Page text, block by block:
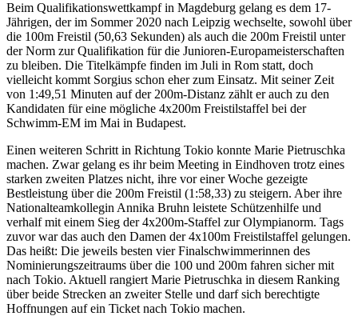
Beim Qualifikationswettkampf in Magdeburg gelang es dem 17-
Jährigen, der im Sommer 2020 nach Leipzig wechselte, sowohl über
die 100m Freistil (50,63 Sekunden) als auch die 200m Freistil unter
der Norm zur Qualifikation für die Junioren-Europameisterschaften
zu bleiben. Die Titelkämpfe finden im Juli in Rom statt, doch
vielleicht kommt Sorgius schon eher zum Einsatz. Mit seiner Zeit
von 1:49,51 Minuten auf der 200m-Distanz zählt er auch zu den
Kandidaten für eine mögliche 4x200m Freistilstaffel bei der
Schwimm-EM im Mai in Budapest.
Einen weiteren Schritt in Richtung Tokio konnte Marie Pietruschka
machen. Zwar gelang es ihr beim Meeting in Eindhoven trotz eines
starken zweiten Platzes nicht, ihre vor einer Woche gezeigte
Bestleistung über die 200m Freistil (1:58,33) zu steigern. Aber ihre
Nationalteamkollegin Annika Bruhn leistete Schützenhilfe und
verhalf mit einem Sieg der 4x200m-Staffel zur Olympianorm. Tags
zuvor war das auch den Damen der 4x100m Freistilstaffel gelungen.
Das heißt: Die jeweils besten vier Finalschwimmerinnen des
Nominierungszeitraums über die 100 und 200m fahren sicher mit
nach Tokio. Aktuell rangiert Marie Pietruschka in diesem Ranking
über beide Strecken an zweiter Stelle und darf sich berechtigte
Hoffnungen auf ein Ticket nach Tokio machen.